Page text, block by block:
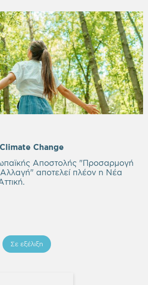
Change
Αποστολής "Προσαρμογή
Αλλαγή" αποτελεί πλέον η Νέα
Σε εξέλιξη